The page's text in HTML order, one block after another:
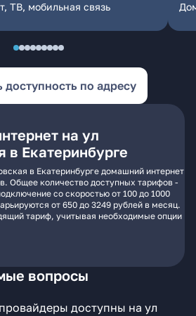
ТВ, мобильная связь
доступность по адресу
на ул
в Екатеринбурге
в Екатеринбурге домашний интернет
Общее количество доступных тарифов -
со скоростью от 100 до 1000
от 650 до 3249 рублей в месяц.
тариф, учитывая необходимые опции
вопросы
доступны на ул